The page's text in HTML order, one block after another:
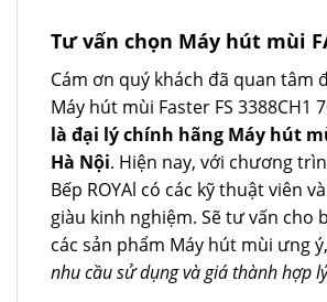
Tư vấn chọn Máy hút mùi
Cám ơn quý khách đã quan tâm
Máy hút mùi Faster FS 3388CH1
là đại lý chính hãng Máy hút
Hà Nội. Hiện nay, với chương
Bếp ROYAl có các kỹ thuật viên
giàu kinh nghiệm. Sẽ tư vấn cho
các sản phẩm Máy hút mùi ưng ý,
nhu cầu sử dụng và giá thành hợp